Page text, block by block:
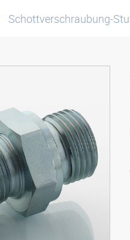
Schottverschraubung-